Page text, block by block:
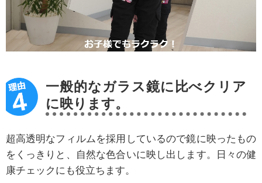
一般的なガラス鏡に比べクリア
に映ります。
超高透明なフィルムを採用しているので鏡に映ったもの
をくっきりと、自然な色合いに映し出します。日々の健
康チェックにも役立ちます。